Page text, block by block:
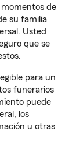
momentos de
su familia
Usted
que se
para un
funerarios
puede
los
u otras